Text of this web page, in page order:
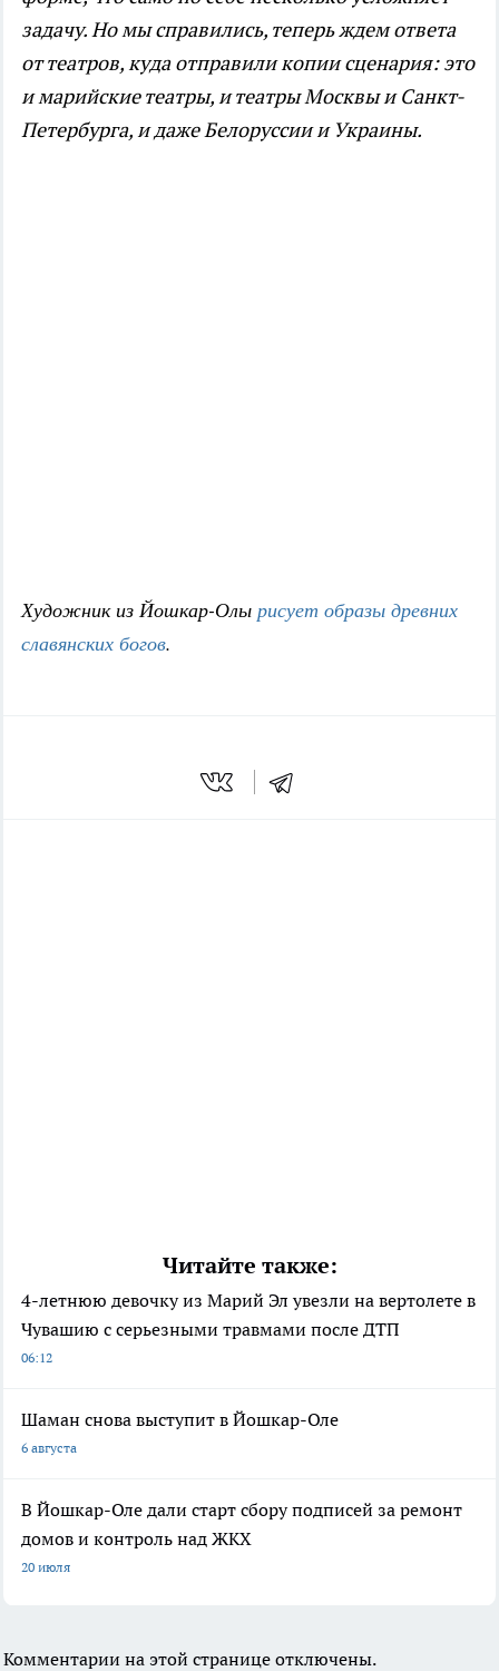
задачу. Но мы справились, теперь ждем ответа
от театров, куда отправили копии сценария: это
и марийские театры, и театры Москвы и Санкт-
Петербурга, и даже Белоруссии и Украины.
Художник из Йошкар-Олы рисует образы древних
славянских богов.
Читайте также:
4-летнюю девочку из Марий Эл увезли на вертолете в
Чувашию с серьезными травмами после ДТП
06:12
Шаман снова выступит в Йошкар-Оле
6 августа
В Йошкар-Оле дали старт сбору подписей за ремонт
домов и контроль над ЖКХ
20 июля
Комментарии на этой странице отключены.